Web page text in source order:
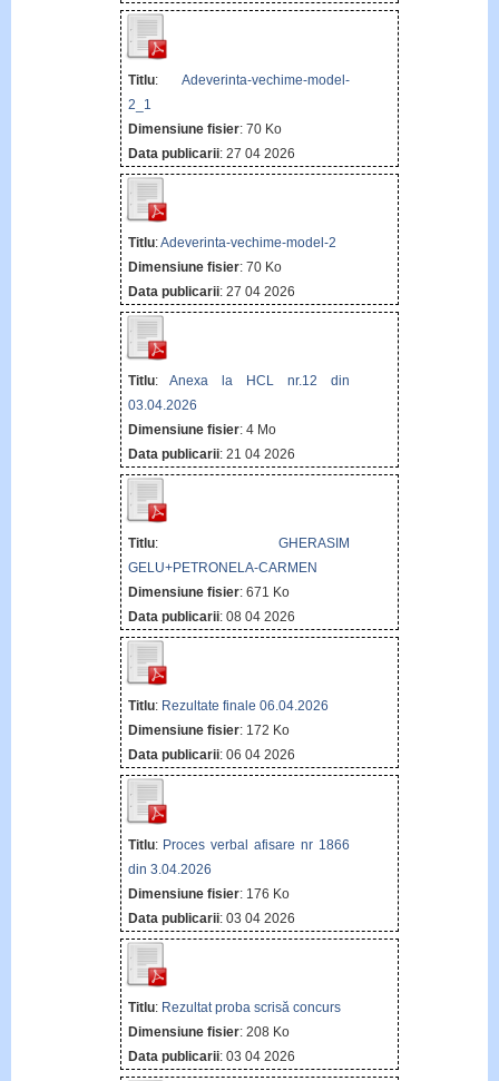
Titlu: Adeverinta-vechime-model-
2_1
Dimensiune fisier: 70 Ko
Data publicarii: 27 04 2026
Titlu:Adeverinta-vechime-model-2
Dimensiune fisier: 70 Ko
Data publicarii: 27 04 2026
Titlu:Anexa la HCL nr.12 din
03.04.2026
Dimensiune fisier: 4 Mo
Data publicarii: 21 04 2026
Titlu: GHERASIM
GELU+PETRONELA-CARMEN
Dimensiune fisier: 671 Ko
Data publicarii: 08 04 2026
Titlu: Rezultate finale 06.04.2026
Dimensiune fisier: 172 Ko
Data publicarii: 06 04 2026
Titlu: Proces verbal afisare nr 1866
din 3.04.2026
Dimensiune fisier: 176 Ko
Data publicarii: 03 04 2026
Titlu: Rezultat proba scrisă concurs
Dimensiune fisier: 208 Ko
Data publicarii: 03 04 2026